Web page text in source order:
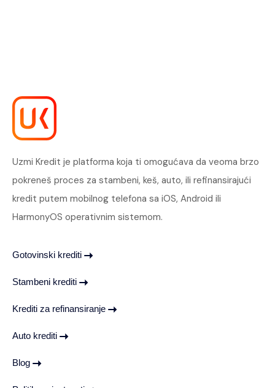
Uzmi Kredit je platforma koja ti omogućava da veoma brzo
pokreneš proces za stambeni, keš, auto, ili refinansirajući
kredit putem mobilnog telefona sa iOS, Android ili
HarmonyOS operativnim sistemom.
Gotovinski krediti
Stambeni krediti
Krediti za refinansiranje
Auto krediti
Blog